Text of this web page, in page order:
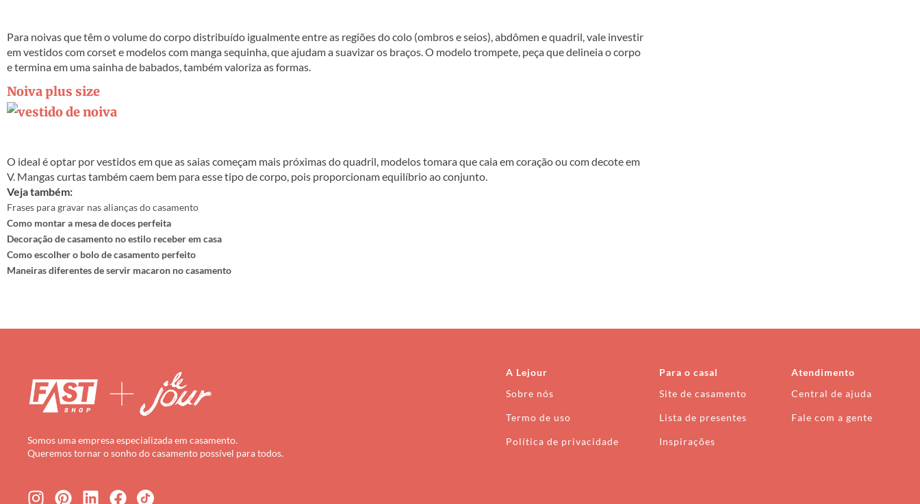
Para noivas que têm o volume do corpo distribuído igualmente entre as regiões do colo (ombros e seios), abdômen e quadril, vale investir
em vestidos com corset e modelos com manga sequinha, que ajudam a suavizar os braços. O modelo trompete, peça que delineia o corpo
e termina em uma sainha de babados, também valoriza as formas.
Noiva plus size
O ideal é optar por vestidos em que as saias começam mais próximas do quadril, modelos tomara que caia em coração ou com decote em
V. Mangas curtas também caem bem para esse tipo de corpo, pois proporcionam equilíbrio ao conjunto.
Veja também:
Frases para gravar nas alianças do casamento
Como montar a mesa de doces perfeita
Decoração de casamento no estilo receber em casa
Como escolher o bolo de casamento perfeito
Maneiras diferentes de servir macaron no casamento
Somos uma empresa especializada em casamento.
Queremos tornar o sonho do casamento possível para todos.
A Lejour
Sobre nós
Termo de uso
Política de privacidade
Para o casal
Site de casamento
Lista de presentes
Inspirações
Atendimento
Central de ajuda
Fale com a gente